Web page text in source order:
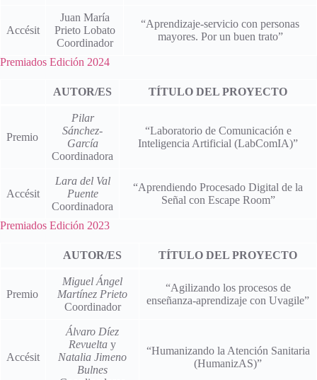
Accésit
Juan María
Prieto Lobato
Coordinador
“Aprendizaje-servicio con personas
mayores. Por un buen trato”
Premiados Edición 2024
AUTOR/ES TÍTULO DEL PROYECTO
Premio
Pilar
Sánchez-
García
Coordinadora
“Laboratorio de Comunicación e
Inteligencia Artificial (LabComIA)”
Accésit
Lara del Val
Puente
Coordinadora
“Aprendiendo Procesado Digital de la
Señal con Escape Room”
Premiados Edición 2023
AUTOR/ES TÍTULO DEL PROYECTO
Premio
Miguel Ángel
Martínez Prieto
Coordinador
“Agilizando los procesos de
enseñanza-aprendizaje con Uvagile”
Accésit
Álvaro Díez
Revuelta y
Natalia Jimeno
Bulnes
“Humanizando la Atención Sanitaria
(HumanizAS)”